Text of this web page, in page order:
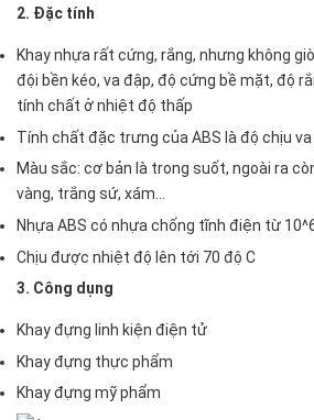
2. Đặc tính
Khay nhựa rất cứng, rắng, nhưng không
đội bền kéo, va đập, độ cứng bề mặt, độ
tính chất ở nhiệt độ thấp
Tính chất đặc trưng của ABS là độ chịu
Màu sắc: cơ bản là trong suốt, ngoài ra
vàng, trắng sứ, xám...
Nhựa ABS có nhựa chống tĩnh điện từ
Chịu được nhiệt độ lên tới 70 độ C
3. Công dụng
Khay đựng linh kiện điện tử
Khay đựng thực phẩm
Khay đựng mỹ phẩm